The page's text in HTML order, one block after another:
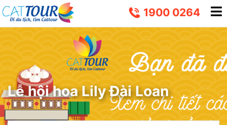
1900 0264
Lễ hội hoa Lily Đài Loan